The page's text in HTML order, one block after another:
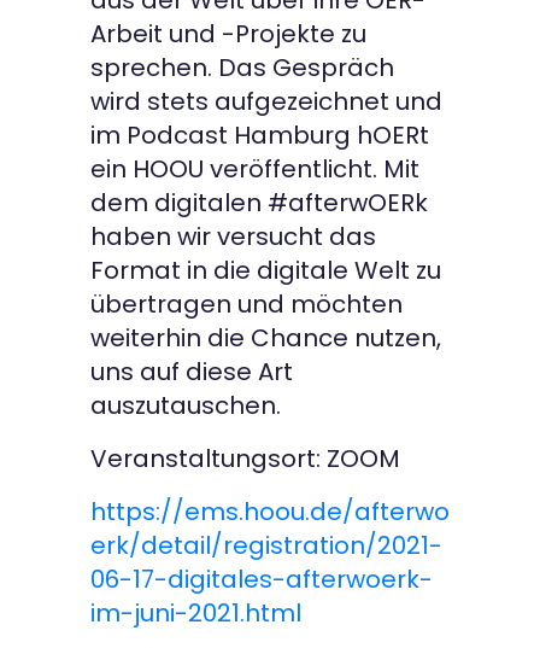
Arbeit und -Projekte zu
sprechen. Das Gespräch
wird stets aufgezeichnet und
im Podcast Hamburg hOERt
ein HOOU veröffentlicht. Mit
dem digitalen #afterwOERk
haben wir versucht das
Format in die digitale Welt zu
übertragen und möchten
weiterhin die Chance nutzen,
uns auf diese Art
auszutauschen.
Veranstaltungsort: ZOOM
https://ems.hoou.de/afterwo
erk/detail/registration/2021-
06-17-digitales-afterwoerk-
im-juni-2021.html